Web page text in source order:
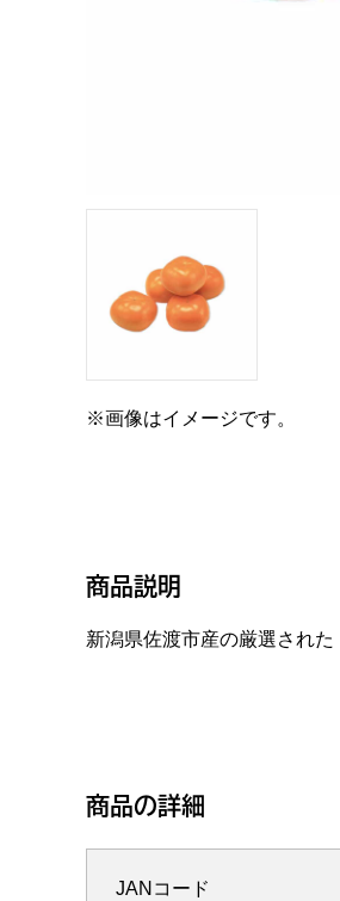
※画像はイメージです。
商品説明
新潟県佐渡市産の厳選された
商品の詳細
JANコード